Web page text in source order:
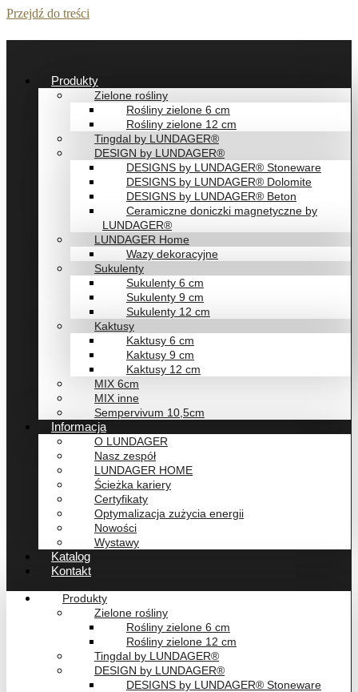
Przejdź do treści
Produkty
Zielone rośliny
Rośliny zielone 6 cm
Rośliny zielone 12 cm
Tingdal by LUNDAGER®
DESIGN by LUNDAGER®
DESIGNS by LUNDAGER® Stoneware
DESIGNS by LUNDAGER® Dolomite
DESIGNS by LUNDAGER® Beton
Ceramiczne doniczki magnetyczne by
LUNDAGER®
LUNDAGER Home
Wazy dekoracyjne
Sukulenty
Sukulenty 6 cm
Sukulenty 9 cm
Sukulenty 12 cm
Kaktusy
Kaktusy 6 cm
Kaktusy 9 cm
Kaktusy 12 cm
MIX 6cm
MIX inne
Sempervivum 10,5cm
Informacja
O LUNDAGER
Nasz zespół
LUNDAGER HOME
Ścieżka kariery
Certyfikaty
Optymalizacja zużycia energii
Nowości
Wystawy
Katalog
Kontakt
Produkty
Zielone rośliny
Rośliny zielone 6 cm
Rośliny zielone 12 cm
Tingdal by LUNDAGER®
DESIGN by LUNDAGER®
DESIGNS by LUNDAGER® Stoneware